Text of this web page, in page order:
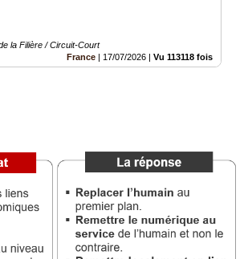
la Filière / Circuit-Court
France
17/07/2026 Vu 113118 fois